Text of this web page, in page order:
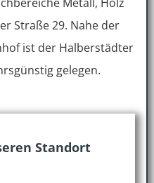
Straße 29. Nahe der
ist der Halberstädter
gelegen.
Standort